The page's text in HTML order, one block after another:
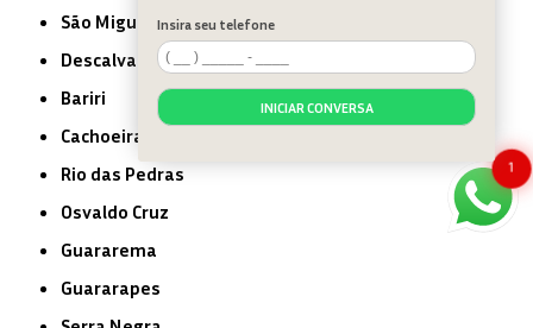
São Miguel Arcanjo
Descalvado
Bariri
Cachoeira Paulista
Rio das Pedras
Osvaldo Cruz
Guararema
Guararapes
1
Insira seu telefone
INICIAR CONVERSA